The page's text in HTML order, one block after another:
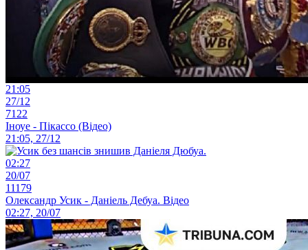
21:05
27/12
7122
Іноуе - Пікассо (Відео)
21:05, 27/12
02:27
20/07
11179
Олександр Усик - Даніель Дебуа. Відео
02:27, 20/07